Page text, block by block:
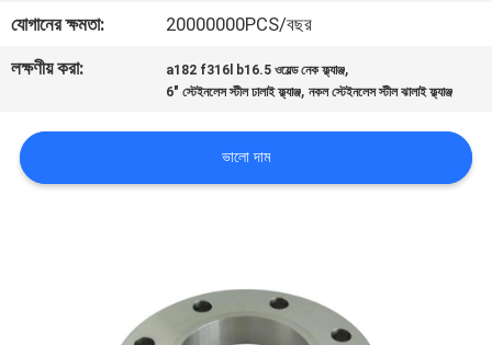
মান
নিয়ন্ত্রণ
আমাদের
সাথে
যোগানের ক্ষমতা:
20000000PCS/বছর
লক্ষণীয় করা:
a182 f316l b16.5 ওয়েল্ড নেক ফ্ল্যাঞ্জ,
6" স্টেইনলেস স্টীল ঢালাই ফ্ল্যাঞ্জ,নকল স্টেইনলেস স্টীল ঝালাই ফ্ল্যাঞ্জ
ভালো দাম